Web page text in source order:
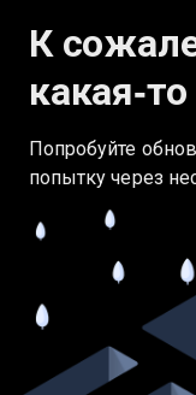
К
Попробуйте
попытку через